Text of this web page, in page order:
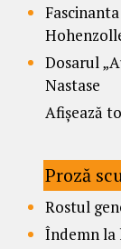
Dosarul
Nastase
Afișează
Proză
Rostul
Îndemn la